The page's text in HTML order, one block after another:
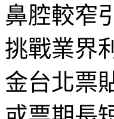
鼻腔較窄
挑戰業界
金台北票